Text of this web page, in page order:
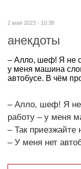
2 мая 2023 - 10:38
анекдоты
– Алло, шеф! Я не
у меня машина
автобусе. В чём
– Алло, шеф! Я не
работу – у меня
– Так
– У меня нет